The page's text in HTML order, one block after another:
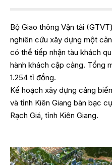
Bộ Giao thông Vận tải
nghiên cứu xây dựng một
có thể tiếp nhận tàu khách
hành khách cập cảng. Tổng
1.254 tỉ đồng.
Kế hoạch xây dựng cảng
và tỉnh Kiên Giang bàn bạc
Rạch Giá, tỉnh Kiên Giang.